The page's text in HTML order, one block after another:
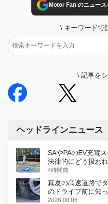
Motor Fan のニュー
\ キーワードで
\ 記事を
ヘッドラインニュース
SAやPAのEV充電
法律的にどう扱わ
4時間前
真夏の高速道路で
のドライブ前に知
2026.08.06